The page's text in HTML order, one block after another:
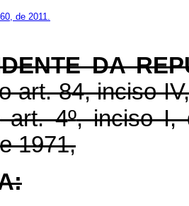
de 2011.
DA
art. 84, inciso
art. 4º, inciso I,
1971,